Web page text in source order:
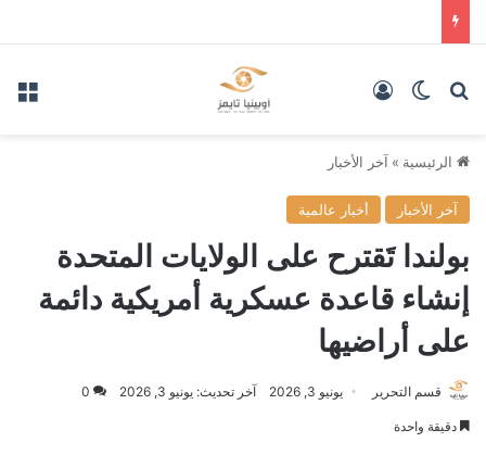
بحث عنالوضع المظلم
الرئيسية » آخر الأخبار
آخر الأخبار أخبار عالمية
بولندا تَقترح على الولايات المتحدة
إنشاء قاعدة عسكرية أمريكية دائمة
على أراضيها
قسم التحرير يونيو 3, 2026 آخر تحديث: يونيو 3, 2026 0
دقيقة واحدة